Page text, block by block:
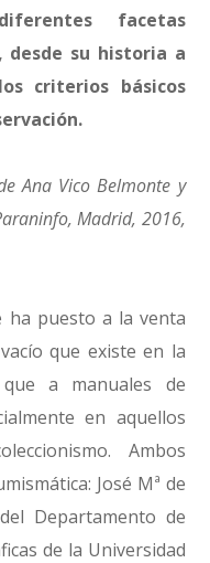
facetas
desde su historia a
criterios básicos
Ana Vico Belmonte y
Madrid, 2016,
ha puesto a la venta
que existe en la
a manuales de
en aquellos
Ambos
José Mª de
Departamento de
de la Universidad